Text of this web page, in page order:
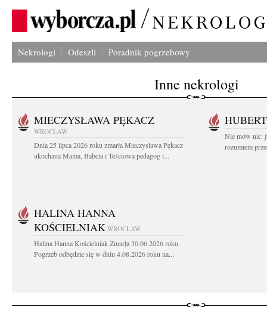
Nekrologi Odeszli Poradnik pogrzebowy
Inne nekrologi
MIECZYSŁAWA PĘKACZ
WROCŁAW
Dnia 25 lipca 2026 roku zmarła Mieczysława Pękacz
ukochana Mama, Babcia i Teściowa pedagog i...
Nie mów nic:
rozumiem
HALINA HANNA
KOŚCIELNIAK WROCŁAW
Halina Hanna Kościelniak Zmarła 30.06.2026 roku
Pogrzeb odbędzie się w dniu 4.08.2026 roku na...